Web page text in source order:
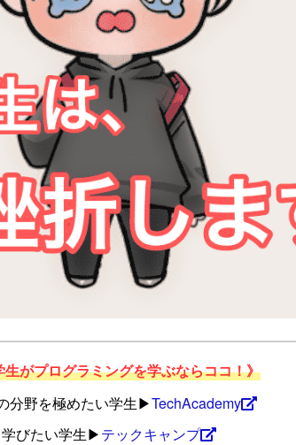
生がプログラミングを学ぶならココ！》
分野を極めたい学生▶︎TechAcademy
びたい学生▶︎テックキャンプ